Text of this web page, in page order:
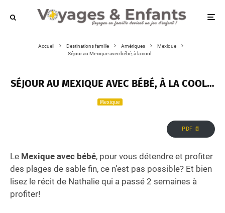
Accueil Destinations famille Amériques
Mexique
Séjour au Mexique avec bébé, à la cool…
SÉJOUR AU MEXIQUE AVEC BÉBÉ, À LA COOL…
Mexique
PDF 📄
Le Mexique avec bébé, pour vous détendre et profiter
des plages de sable fin, ce n’est pas possible? Et bien
lisez le récit de Nathalie qui a passé 2 semaines à
profiter!